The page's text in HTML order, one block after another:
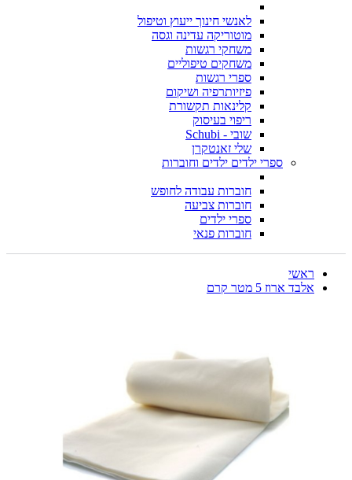
לאנשי חינוך ייעוץ וטיפול
מוטוריקה עדינה וגסה
משחקי רגשות
משחקים טיפוליים
ספרי רגשות
פיזיותרפיה ושיקום
קלינאות תקשורת
ריפוי בעיסוק
שובי - Schubi
שלי זאנטקרן
ספרי ילדים ילדים וחוברות
חוברות עבודה לחופש
חוברות צביעה
ספרי ילדים
חוברות פנאי
ראשי
אלבד ארוז 5 מטר קרם